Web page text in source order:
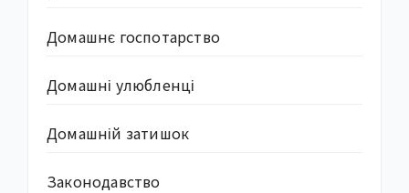
Домашнє госпотарство
Домашні улюбленці
Домашній затишок
Законодавство